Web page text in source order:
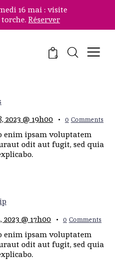
16 mai : visite
Réserver
0
2023 @ 19h00 0 Comments
enim ipsam voluptatem
odit aut fugit, sed quia
2023 @ 17h00 0 Comments
enim ipsam voluptatem
odit aut fugit, sed quia